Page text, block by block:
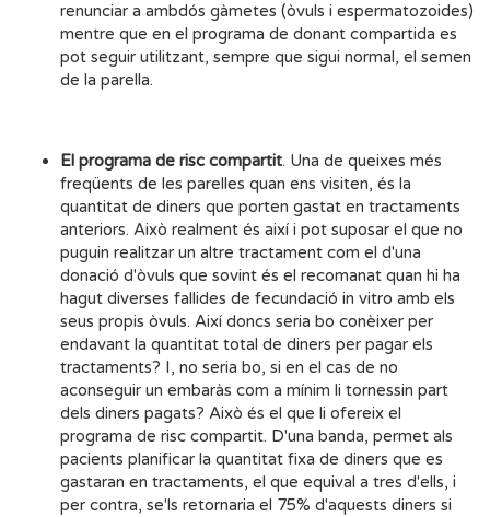
renunciar a ambdós gàmetes (òvuls i espermatozoides)
mentre que en el programa de donant compartida es
pot seguir utilitzant, sempre que sigui normal, el semen
de la parella.
El programa de risc compartit. Una de queixes més
freqüents de les parelles quan ens visiten, és la
quantitat de diners que porten gastat en tractaments
anteriors. Això realment és així i pot suposar el que no
puguin realitzar un altre tractament com el d'una
donació d'òvuls que sovint és el recomanat quan hi ha
hagut diverses fallides de fecundació in vitro amb els
seus propis òvuls. Així doncs seria bo conèixer per
endavant la quantitat total de diners per pagar els
tractaments? I, no seria bo, si en el cas de no
aconseguir un embaràs com a mínim li tornessin part
dels diners pagats? Això és el que li ofereix el
programa de risc compartit. D'una banda, permet als
pacients planificar la quantitat fixa de diners que es
gastaran en tractaments, el que equival a tres d'ells, i
per contra, se'ls retornaria el 75% d'aquests diners si